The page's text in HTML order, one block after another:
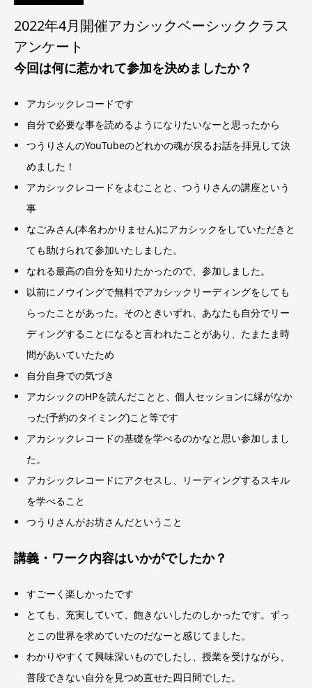
2022年4月開催アカシックベーシッククラス
アンケート
今回は何に惹かれて参加を決めましたか？
アカシックレコードです
自分で必要な事を読めるようになりたいなーと思ったから
つうりさんのYouTubeのどれかの魂が戻るお話を拝見して決
めました！
アカシックレコードをよむことと、つうりさんの講座という
事
なごみさん(本名わかりません)にアカシックをしていただきと
ても助けられて参加いたしました。
なれる最高の自分を知りたかったので、参加しました。
以前にノウイングで無料でアカシックリーディングをしても
らったことがあった。そのときいずれ、あなたも自分でリー
ディングすることになると言われたことがあり、たまたま時
間があいていたため
自分自身での気づき
アカシックのHPを読んだことと、個人セッションに縁がなか
った(予約のタイミング)こと等です
アカシックレコードの基礎を学べるのかなと思い参加しまし
た。
アカシックレコードにアクセスし、リーディングするスキル
を学べること
つうりさんがお坊さんだということ
講義・ワーク内容はいかがでしたか？
すごーく楽しかったです
とても、充実していて、飽きないしたのしかったです。ずっ
とこの世界を求めていたのだなーと感じてました。
わかりやすくて興味深いものでしたし、授業を受けながら、
普段できない自分を見つめ直せた四日間でした。